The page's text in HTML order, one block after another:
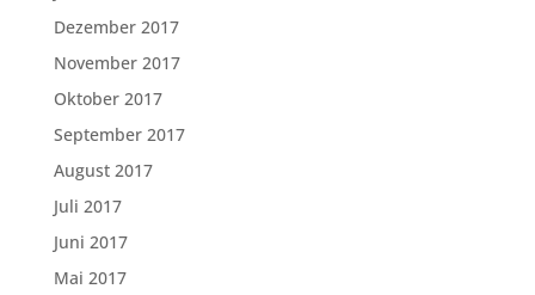
Dezember 2017
November 2017
Oktober 2017
September 2017
August 2017
Juli 2017
Juni 2017
Mai 2017